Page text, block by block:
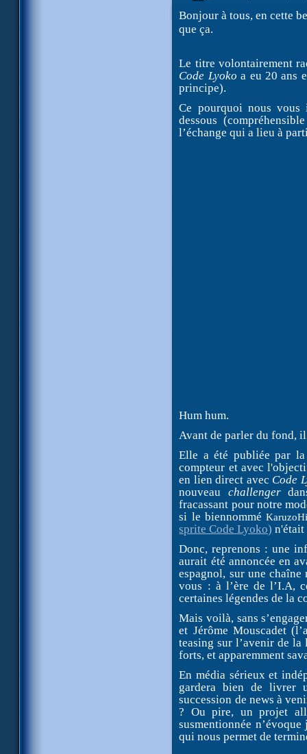
Bonjour à tous, en cette
que ça.
Le titre volontairement
Code Lyoko a eu 20 ans
principe).
Ce pourquoi nous vous
dessous
l’échange qui a lieu à
Hum hum.
Avant de parler du fond,
Elle a été publiée par
compteur et avec
en lien direct avec Code
nouveau challenger
fracassant pour notre
si le biennommé
sprite Code Lyoko) n'était
Donc, reprenons : une
aurait été annoncée en
espagnol, sur une
vous : à l’ère de l’I.A,
certaines légendes de la
Mais voilà, sans
et Jérôme Mouscadet
teasing sur l’avenir de la
forts, et apparemment
En média sérieux et
gardera bien de livrer
succession de news à
? Ou pire, un projet
susmentionnée
qui nous permet de